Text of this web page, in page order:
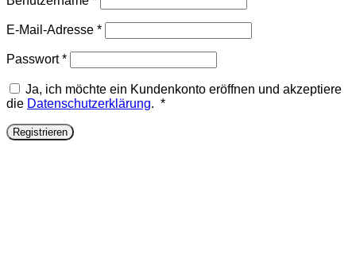
E-Mail-Adresse *Erforderlich
Passwort*Erforderlich
Ja, ich möchte ein Kundenkonto eröffnen und akzeptiere
die Datenschutzerklärung. *Erforderlich
Registrieren